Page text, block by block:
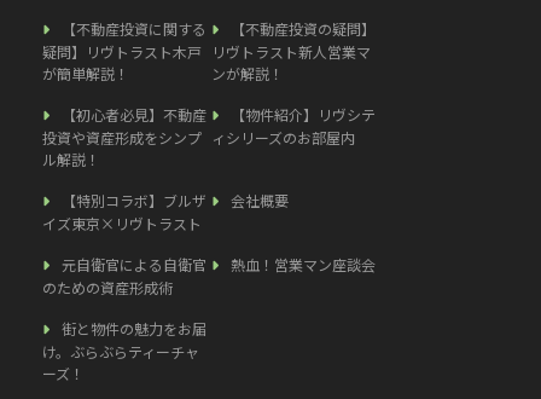
【不動産投資に関する
疑問】リヴトラスト木戸
が簡単解説！
【不動産投資の疑問】
リヴトラスト新人営業マ
ンが解説！
【初心者必見】不動産
投資や資産形成をシンプ
ル解説！
【物件紹介】リヴシテ
ィシリーズのお部屋内
【特別コラボ】ブルザ
イズ東京×リヴトラスト
会社概要
元自衛官による自衛官
のための資産形成術
熱血！営業マン座談会
街と物件の魅力をお届
け。ぶらぶらティーチャ
ーズ！